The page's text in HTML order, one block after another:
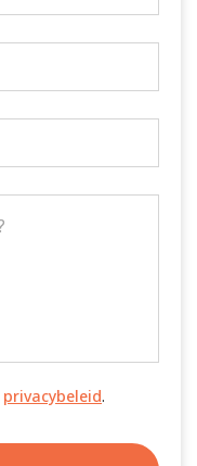
privacybeleid.